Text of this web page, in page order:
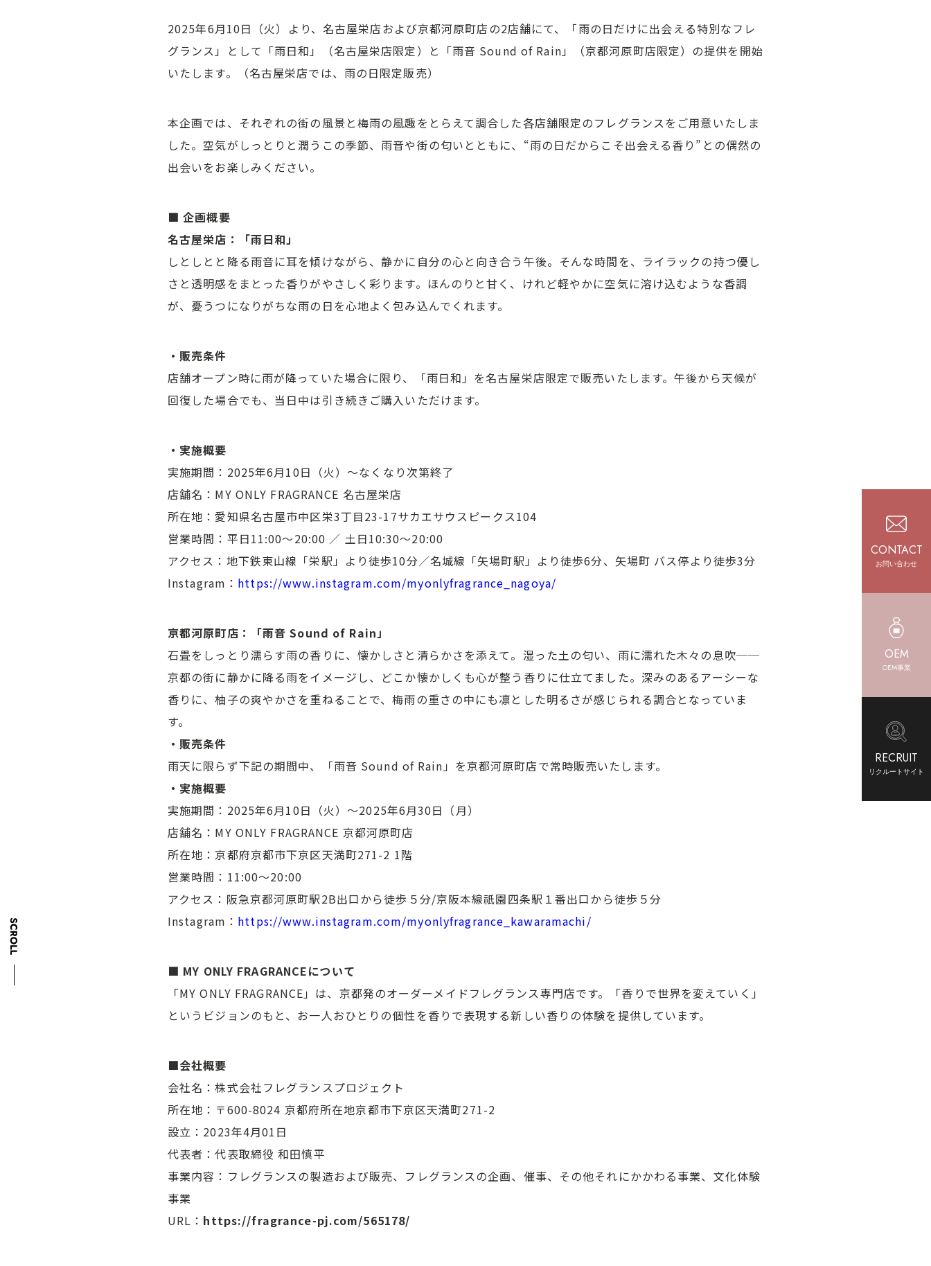
CONTACT
お問い合わせ
OEM
OEM事業
RECRUIT
リクルートサイト
2025年6月10日（火）より、名古屋栄店および京都河原町店の2店舗にて、「雨の日だけに出会える特別なフレ
グランス」として「雨日和」（名古屋栄店限定）と「雨音 Sound of Rain」（京都河原町店限定）の提供を開始
いたします。（名古屋栄店では、雨の日限定販売）
本企画では、それぞれの街の風景と梅雨の風趣をとらえて調合した各店舗限定のフレグランスをご用意いたしま
した。空気がしっとりと潤うこの季節、雨音や街の匂いとともに、“雨の日だからこそ出会える香り”との偶然の
出会いをお楽しみください。
■ 企画概要
名古屋栄店：「雨日和」
しとしとと降る雨音に耳を傾けながら、静かに自分の心と向き合う午後。そんな時間を、ライラックの持つ優し
さと透明感をまとった香りがやさしく彩ります。ほんのりと甘く、けれど軽やかに空気に溶け込むような香調
が、憂うつになりがちな雨の日を心地よく包み込んでくれます。
・販売条件
店舗オープン時に雨が降っていた場合に限り、「雨日和」を名古屋栄店限定で販売いたします。午後から天候が
回復した場合でも、当日中は引き続きご購入いただけます。
・実施概要
実施期間：2025年6月10日（火）〜なくなり次第終了
店舗名：MY ONLY FRAGRANCE 名古屋栄店
所在地：愛知県名古屋市中区栄3丁目23-17サカエサウスピークス104
営業時間：平日11:00～20:00 ／ 土日10:30～20:00
アクセス：地下鉄東山線「栄駅」より徒歩10分／名城線「矢場町駅」より徒歩6分、矢場町 バス停より徒歩3分
Instagram： https://www.instagram.com/myonlyfragrance_nagoya/
京都河原町店：「雨音 Sound of Rain」
石畳をしっとり濡らす雨の香りに、懐かしさと清らかさを添えて。湿った土の匂い、雨に濡れた木々の息吹──
京都の街に静かに降る雨をイメージし、どこか懐かしくも心が整う香りに仕立てました。深みのあるアーシーな
香りに、柚子の爽やかさを重ねることで、梅雨の重さの中にも凛とした明るさが感じられる調合となっていま
す。
・販売条件
雨天に限らず下記の期間中、「雨音 Sound of Rain」を京都河原町店で常時販売いたします。
・実施概要
実施期間：2025年6月10日（火）〜2025年6月30日（月）
店舗名：MY ONLY FRAGRANCE 京都河原町店
所在地：京都府京都市下京区天満町271-2 1階
営業時間：11:00〜20:00
アクセス：阪急京都河原町駅2B出口から徒歩５分/京阪本線祇園四条駅１番出口から徒歩５分
Instagram： https://www.instagram.com/myonlyfragrance_kawaramachi/
■ MY ONLY FRAGRANCEについて
「MY ONLY FRAGRANCE」は、京都発のオーダーメイドフレグランス専門店です。「香りで世界を変えていく」
というビジョンのもと、お一人おひとりの個性を香りで表現する新しい香りの体験を提供しています。
■会社概要
会社名：株式会社フレグランスプロジェクト
所在地：〒600-8024 京都府所在地京都市下京区天満町271-2
設立：2023年4月01日
代表者：代表取締役 和田慎平
事業内容：フレグランスの製造および販売、フレグランスの企画、催事、その他それにかかわる事業、文化体験
事業
URL： https://fragrance-pj.com/565178/